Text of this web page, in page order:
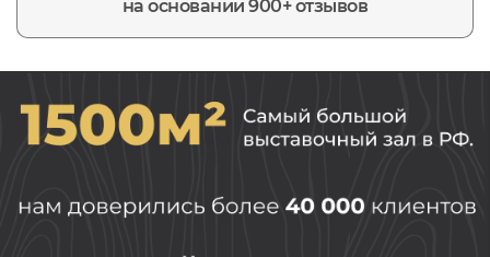
на основании 900+ отзывов